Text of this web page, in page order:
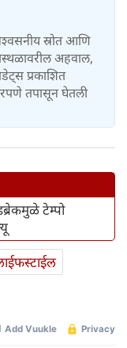
स्रोत आणि
अहवाल,
प्रकाशित
तपासून घेतली
टेम्पो